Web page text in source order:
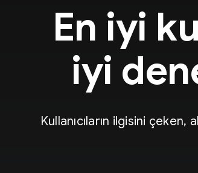
En iyi
iyi
Kullanıcıların ilgisini